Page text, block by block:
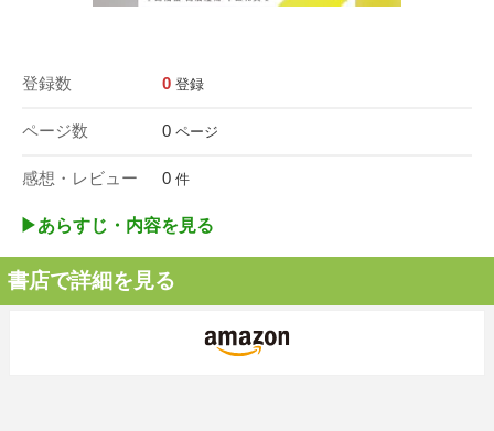
登録数 0 登録
ページ数 0 ページ
感想・レビュー 0 件
▶︎あらすじ・内容を見る
書店で詳細を見る